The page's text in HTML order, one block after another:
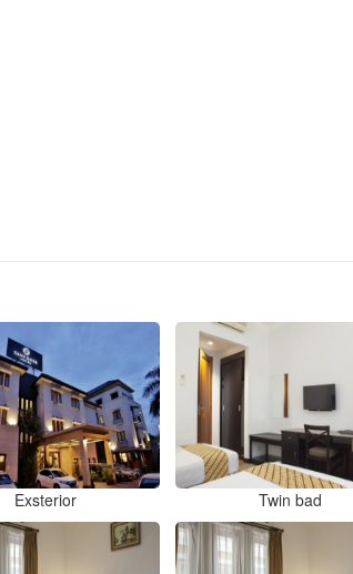
Exsterior Twin bad